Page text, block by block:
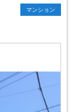
マンション